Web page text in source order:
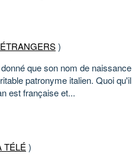
)
que son nom de naissance
patronyme italien. Quoi qu'il
est française et...
TÉLÉ )